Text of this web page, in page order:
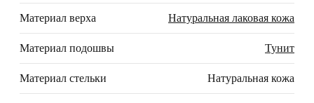
Материал верха Натуральная лаковая кожа
Материал подошвы Тунит
Материал стельки Натуральная кожа